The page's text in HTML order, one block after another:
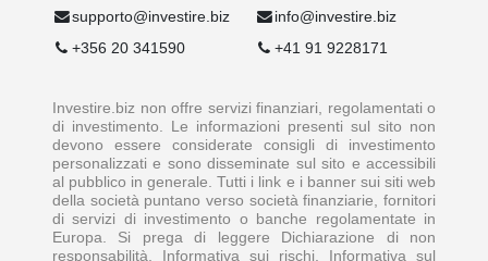
supporto@investire.biz
+356 20 341590
info@investire.biz
+41 91 9228171
Investire.biz non offre servizi finanziari, regolamentati o
di investimento. Le informazioni presenti sul sito non
devono essere considerate consigli di investimento
personalizzati e sono disseminate sul sito e accessibili
al pubblico in generale. Tutti i link e i banner sui siti web
della società puntano verso società finanziarie, fornitori
di servizi di investimento o banche regolamentate in
Europa. Si prega di leggere Dichiarazione di non
responsabilità, Informativa sui rischi, Informativa sul